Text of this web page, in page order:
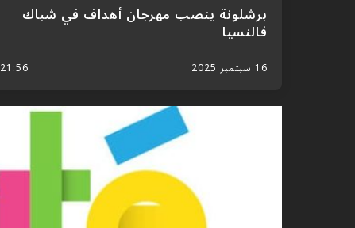
برشلونة ينصب مهرجان أهداف في شباك
فالنسيا
16 سبتمبر 2025 21:56